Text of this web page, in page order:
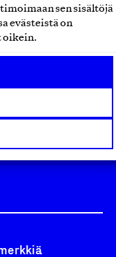
sen sisältöjä
evästeistä on
oikein.